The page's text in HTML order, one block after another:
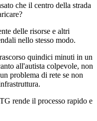
che il centro della strada
delle risorse e altri
nello stesso modo.
quindici minuti in un
all'autista colpevole, non
problema di rete se non
rende il processo rapido e